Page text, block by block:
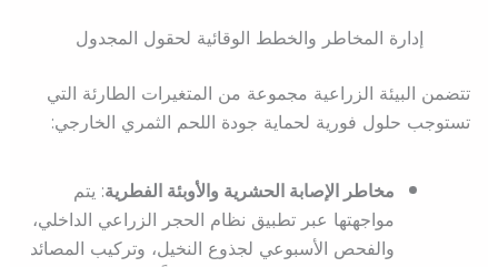
إدارة المخاطر والخطط الوقائية لحقول المجدول
تتضمن البيئة الزراعية مجموعة من المتغيرات الطارئة التي
تستوجب حلول فورية لحماية جودة اللحم الثمري الخارجي:
مخاطر الإصابة الحشرية والأوبئة الفطرية: يتم
مواجهتها عبر تطبيق نظام الحجر الزراعي الداخلي،
والفحص الأسبوعي لجذوع النخيل، وتركيب المصائد